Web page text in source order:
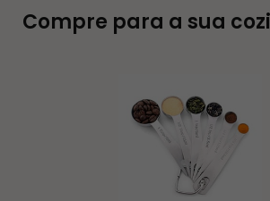
Compre para a sua